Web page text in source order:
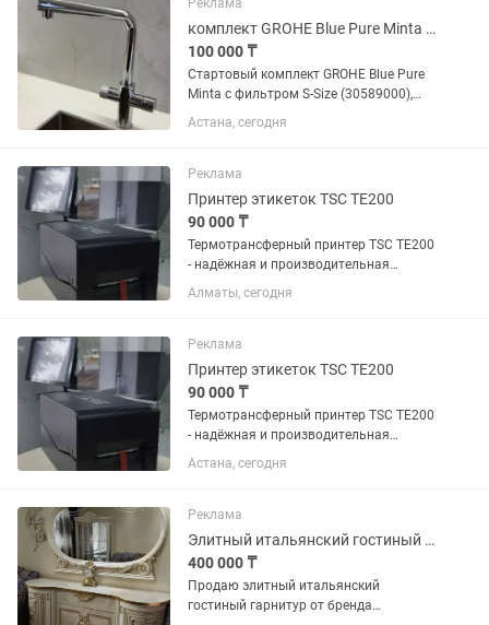
Реклама
комплект GROHE Blue Pure Minta с фильтром S-Size (30589000), хром.
100 000 ₸
Стартовый комплект GROHE Blue Pure
Minta с фильтром S-Size (30589000),
хром Пользовались всего около 1
месяца. Продаем не из-за состояния, а
что для нашей...
Астана, сегодня
Реклама
Принтер этикеток TSC TE200
90 000 ₸
Термотрансферный принтер TSC ТE200
- надёжная и производительная
модель для печати этикеток и
штрихкодов. Подходит для склада,
производства. Скорость печати до 152
мм/сек...
Алматы, сегодня
Реклама
Принтер этикеток TSC TE200
90 000 ₸
Термотрансферный принтер TSC ТE200
- надёжная и производительная
модель для печати этикеток и
штрихкодов. Подходит для склада,
производства. Скорость печати до 152
мм/сек...
Астана, сегодня
Реклама
Элитный итальянский гостиный гарнитур от бренда Camelgroup
400 000 ₸
Продаю элитный итальянский
гостиный гарнитур от бренда